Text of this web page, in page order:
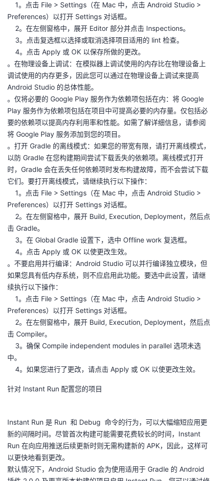
1。点击 File > Settings（在 Mac 中，点击 Android Studio >
Preferences）以打开 Settings 对话框。
2。在左侧窗格中，展开 Editor 部分并点击 Inspections。
3。点击复选框以选择或取消选择项目适用的 lint 检查。
4。点击 Apply 或 OK 以保存所做的更改。
。在物理设备上调试：在模拟器上调试使用的内存比在物理设备上
调试使用的内存更多，因此您可以通过在物理设备上调试来提高
Android Studio 的总体性能。
。仅将必要的 Google Play 服务作为依赖项包括在内：将 Google
Play 服务作为依赖项包括在项目中可提高必要的内存量。仅包括必
要的依赖项以提高内存利用率和性能。如需了解详细信息，请参阅
将 Google Play 服务添加到您的项目。
。打开 Gradle 的离线模式：如果您的带宽有限，请打开离线模式，
以防 Gradle 在您构建期间尝试下载丢失的依赖项。离线模式打开
时，Gradle 会在丢失任何依赖项时发布构建故障，而不会尝试下载
它们。要打开离线模式，请继续执行以下操作：
1。点击 File > Settings（在 Mac 中，点击 Android Studio >
Preferences）以打开 Settings 对话框。
2。在左侧窗格中，展开 Build, Execution, Deployment，然后点
击 Gradle。
3。在 Global Gradle 设置下，选中 Offline work 复选框。
4。点击 Apply 或 OK 以使更改生效。
。不要启用并行编译：Android Studio 可以并行编译独立模块，但
如果您具有低内存系统，则不应启用此功能。要选中此设置，请继
续执行以下操作：
1。点击 File > Settings（在 Mac 中，点击 Android Studio >
Preferences）以打开 Settings 对话框。
2。在左侧窗格中，展开 Build, Execution, Deployment，然后点
击 Compiler。
3。确保 Compile independent modules in parallel 选项未选
中。
4。如果您进行了更改，请点击 Apply 或 OK 以使更改生效。
针对 Instant Run 配置您的项目
Instant Run 是 Run 和 Debug 命令的行为，可以大幅缩短应用更
新的间隔时间。尽管首次构建可能需要花费较长的时间，Instant
Run 在向应用推送后续更新时则无需构建新的 APK，因此，这样可
以更快地看到更改。
默认情况下，Android Studio 会为使用适用于 Gradle 的 Android